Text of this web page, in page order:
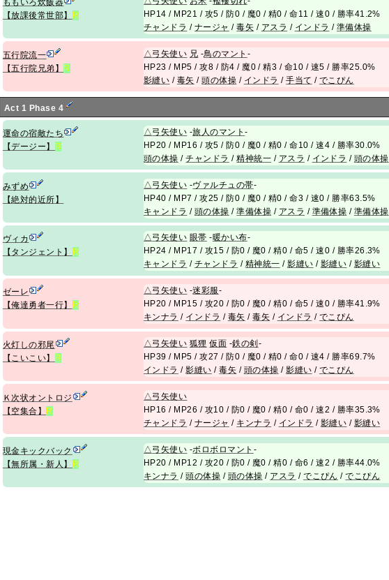
ももいろ炊飯器
【放課後常世部】
R
HP14 / MP21 / 攻5 / 防0 / 魔0 / 精0 / 命11 / 速0 / 勝率41.2%
チャンドラ / ナージャ /毒矢 / アスラ / インドラ / 準備体操
五行院流一
【五行院兄弟】 R
△ 弓矢使い 兄 -鳥のマント -
HP23 / MP5 / 攻8 / 防4 / 魔0 / 精3 / 命10 / 速5 / 勝率25.0%
影縫い / 毒矢 /頭の体操 / インドラ /手当て / でこぴん
Act 1 Phase 4
運命の宿敵たち
【デージー】
R
△弓矢使い -旅人のマント-
HP20 / MP16 / 攻5 / 防0 / 魔0 / 精0 / 命10 / 速4 / 勝率30.0%
頭の体操 /チャンドラ /精神統一 / アスラ / インドラ / 頭の体操
みずめ
【絶対的近所】
△ 弓矢使い -ヴァルチュの帯-
HP40 / MP7 / 攻25 / 防0 / 魔0 / 精0 / 命3 / 速0 / 勝率63.5%
キャンドラ / 頭の体操 /準備体操 / アスラ / 準備体操 / 準備体操
ヴィカ
【タンジェント】
R
△弓矢使い 眼帯 -暖かい布-
HP24 / MP17 / 攻15 / 防0 / 魔0 / 精0 / 命5 / 速0 / 勝率26.3%
キャンドラ / チャンドラ / 精神統一 /影縫い / 影縫い / 影縫い
ゼーレ
【俺達勇者一行】
R
△弓矢使い -迷彩服-
HP20 / MP15 / 攻20 / 防0 / 魔0 / 精0 / 命5 / 速0 / 勝率41.9%
キンナラ / インドラ / 毒矢 /毒矢 / インドラ / でこぴん
火灯しの邪尾
【こいこい】
R
△弓矢使い 狐狸 仮面 -鉄の剣 -
HP39 / MP5 / 攻27 / 防0 / 魔0 / 精0 / 命0 / 速4 / 勝率69.7%
インドラ /影縫い /毒矢 / 頭の体操 /影縫い / でこぴん
Ｋ次状オントロジ
【空集合】 R
△弓矢使い
HP16 / MP26 / 攻10 / 防0 / 魔0 / 精0 / 命0 / 速2 / 勝率35.3%
チャンドラ / ナージャ / キンナラ / インドラ / 影縫い / 影縫い
現金キックバック
【無所属・新人】 R
△ 弓矢使い -ボロボロマント -
HP20 / MP12 / 攻20 / 防0 / 魔0 / 精0 / 命6 / 速2 / 勝率44.0%
キンナラ /頭の体操 / 頭の体操 / アスラ /でこぴん /でこぴん